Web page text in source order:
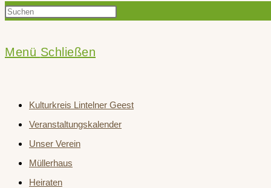
Suche
Press
search
panel.
Menü Schließen
Kulturkreis Lintelner Geest
Veranstaltungskalender
Unser Verein
Müllerhaus
Heiraten